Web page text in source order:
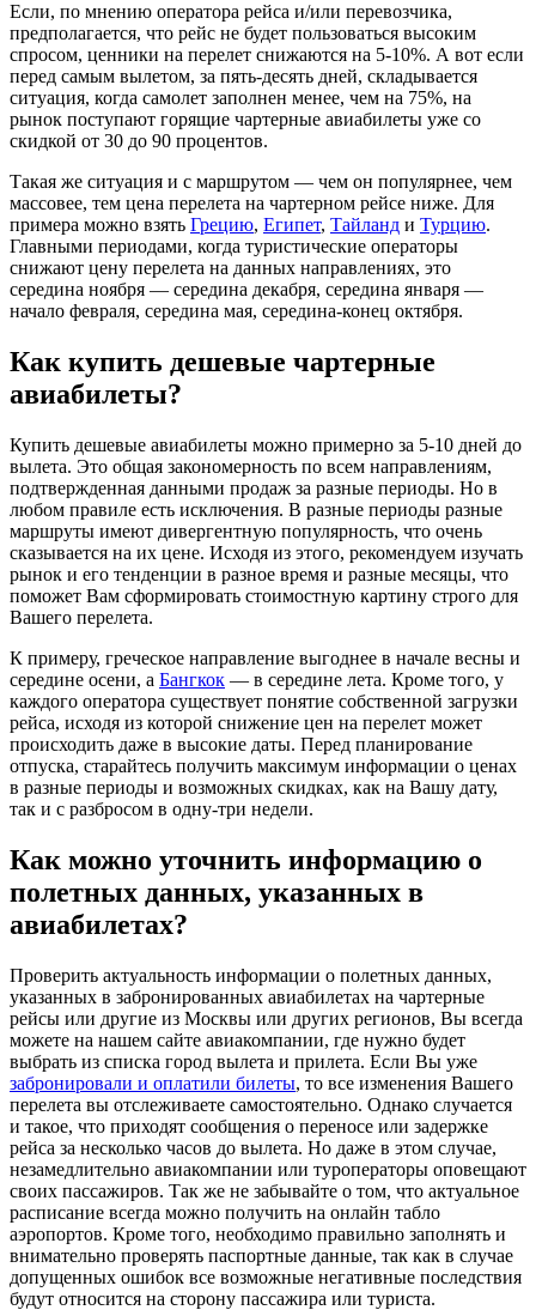
Если, по мнению оператора рейса и/или перевозчика,
предполагается, что рейс не будет пользоваться высоким
спросом, ценники на перелет снижаются на 5-10%. А вот если
перед самым вылетом, за пять-десять дней, складывается
ситуация, когда самолет заполнен менее, чем на 75%, на
рынок поступают горящие чартерные авиабилеты уже со
скидкой от 30 до 90 процентов.
Такая же ситуация и с маршрутом — чем он популярнее, чем
массовее, тем цена перелета на чартерном рейсе ниже. Для
примера можно взять Грецию, Египет, Тайланд и Турцию.
Главными периодами, когда туристические операторы
снижают цену перелета на данных направлениях, это
середина ноября — середина декабря, середина января —
начало февраля, середина мая, середина-конец октября.
Как купить дешевые чартерные
авиабилеты?
Купить дешевые авиабилеты можно примерно за 5-10 дней до
вылета. Это общая закономерность по всем направлениям,
подтвержденная данными продаж за разные периоды. Но в
любом правиле есть исключения. В разные периоды разные
маршруты имеют дивергентную популярность, что очень
сказывается на их цене. Исходя из этого, рекомендуем изучать
рынок и его тенденции в разное время и разные месяцы, что
поможет Вам сформировать стоимостную картину строго для
Вашего перелета.
К примеру, греческое направление выгоднее в начале весны и
середине осени, а Бангкок — в середине лета. Кроме того, у
каждого оператора существует понятие собственной загрузки
рейса, исходя из которой снижение цен на перелет может
происходить даже в высокие даты. Перед планирование
отпуска, старайтесь получить максимум информации о ценах
в разные периоды и возможных скидках, как на Вашу дату,
так и с разбросом в одну-три недели.
Как можно уточнить информацию о
полетных данных, указанных в
авиабилетах?
Проверить актуальность информации о полетных данных,
указанных в забронированных авиабилетах на чартерные
рейсы или другие из Москвы или других регионов, Вы всегда
можете на нашем сайте авиакомпании, где нужно будет
выбрать из списка город вылета и прилета. Если Вы уже
забронировали и оплатили билеты, то все изменения Вашего
перелета вы отслеживаете самостоятельно. Однако случается
и такое, что приходят сообщения о переносе или задержке
рейса за несколько часов до вылета. Но даже в этом случае,
незамедлительно авиакомпании или туроператоры оповещают
своих пассажиров. Так же не забывайте о том, что актуальное
расписание всегда можно получить на онлайн табло
аэропортов. Кроме того, необходимо правильно заполнять и
внимательно проверять паспортные данные, так как в случае
допущенных ошибок все возможные негативные последствия
будут относится на сторону пассажира или туриста.